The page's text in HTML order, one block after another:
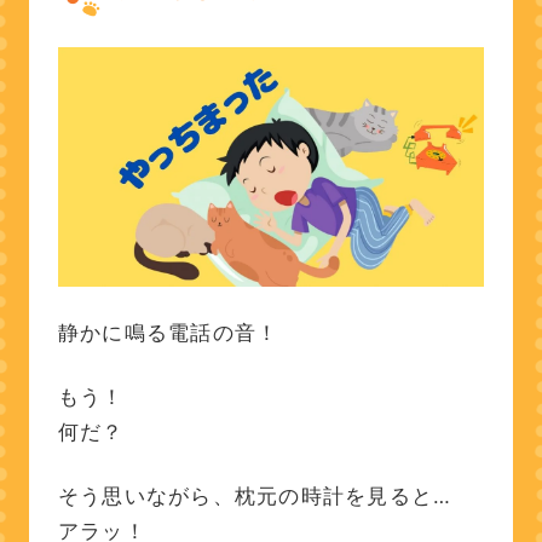
静かに鳴る電話の音！
もう！
何だ？
そう思いながら、枕元の時計を見ると…
アラッ！